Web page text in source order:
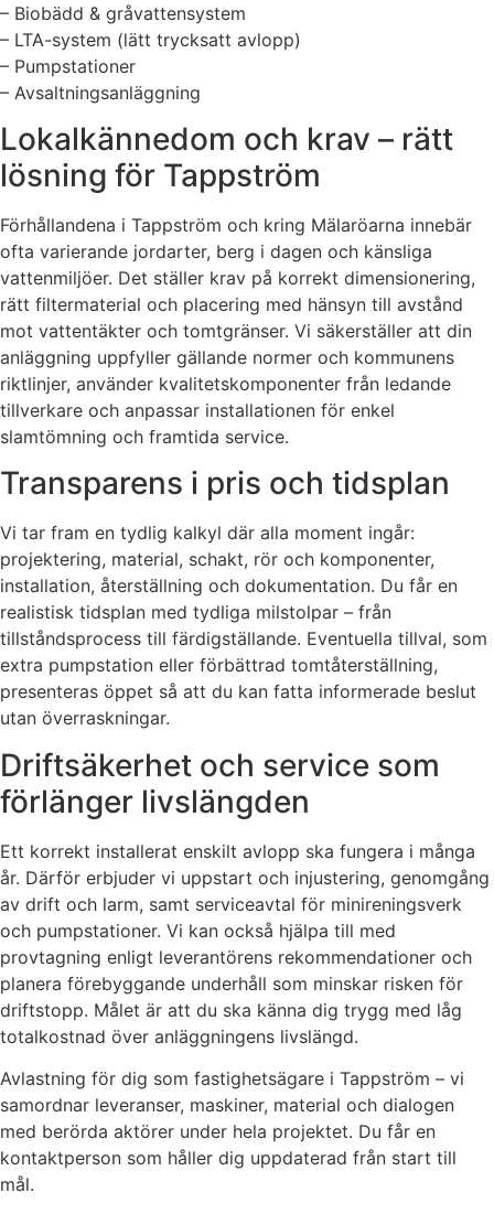
– Biobädd & gråvattensystem
– LTA-system (lätt trycksatt avlopp)
– Pumpstationer
– Avsaltningsanläggning
Lokalkännedom och krav – rätt
lösning för Tappström
Förhållandena i Tappström och kring Mälaröarna innebär
ofta varierande jordarter, berg i dagen och känsliga
vattenmiljöer. Det ställer krav på korrekt dimensionering,
rätt filtermaterial och placering med hänsyn till avstånd
mot vattentäkter och tomtgränser. Vi säkerställer att din
anläggning uppfyller gällande normer och kommunens
riktlinjer, använder kvalitetskomponenter från ledande
tillverkare och anpassar installationen för enkel
slamtömning och framtida service.
Transparens i pris och tidsplan
Vi tar fram en tydlig kalkyl där alla moment ingår:
projektering, material, schakt, rör och komponenter,
installation, återställning och dokumentation. Du får en
realistisk tidsplan med tydliga milstolpar – från
tillståndsprocess till färdigställande. Eventuella tillval, som
extra pumpstation eller förbättrad tomtåterställning,
presenteras öppet så att du kan fatta informerade beslut
utan överraskningar.
Driftsäkerhet och service som
förlänger livslängden
Ett korrekt installerat enskilt avlopp ska fungera i många
år. Därför erbjuder vi uppstart och injustering, genomgång
av drift och larm, samt serviceavtal för minireningsverk
och pumpstationer. Vi kan också hjälpa till med
provtagning enligt leverantörens rekommendationer och
planera förebyggande underhåll som minskar risken för
driftstopp. Målet är att du ska känna dig trygg med låg
totalkostnad över anläggningens livslängd.
Avlastning för dig som fastighetsägare i Tappström – vi
samordnar leveranser, maskiner, material och dialogen
med berörda aktörer under hela projektet. Du får en
kontaktperson som håller dig uppdaterad från start till
mål.